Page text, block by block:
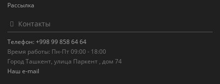
Рассылка
Контакты
Телефон: +998 99 858 64 64
Время работы: Пн-Пт 09:00 - 18:00
Город Ташкент, улица Паркент , дом 74
Наш e-mail